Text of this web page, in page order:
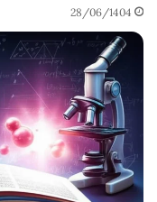
28/06/1404